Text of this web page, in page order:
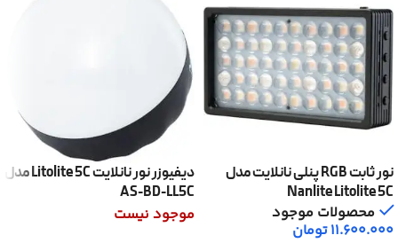
نور ثابت RGB پنلی نانلایت مدل
Nanlite Litolite 5C
محصولات موجود
11.600.000تومان
دیفیوزر نور نانلایت Litolite 5C مدل
AS-BD-LL5C
موجود نیست